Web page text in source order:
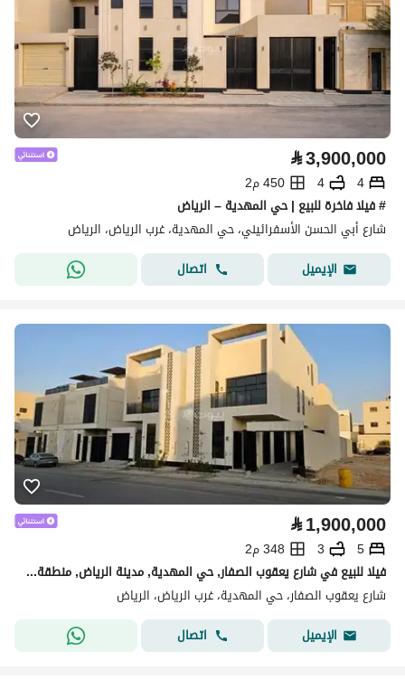
⃁3,900,000
4
4
450 م2
# فيلا فاخرة للبيع | حي المهدية – الرياض
شارع أبي الحسن الأسفرائيني، حي المهدية، غرب الرياض، الرياض
الإيميل
اتصال
⃁1,900,000
5
3
348 م2
فيلا للبيع في شارع يعقوب الصفار, حي المهدية, مدينة الرياض, منطقة الرياض
شارع يعقوب الصفار، حي المهدية، غرب الرياض، الرياض
الإيميل
اتصال